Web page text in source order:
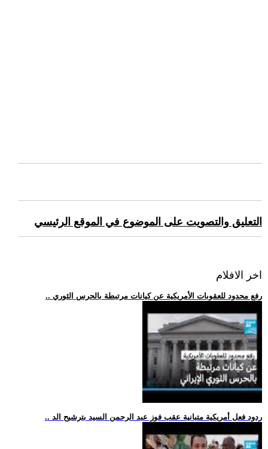
التعليق والتصويت على الموضوع في الموقع الرئيسي
اخر الافلام
.. رفع محدود للعقوبات الأمريكية عن كيانات مرتبطة بالحرس الثوري
.. ردود فعل أمريكية متبانية عقب فوز عبد الرحمن السيد بترشيح الد